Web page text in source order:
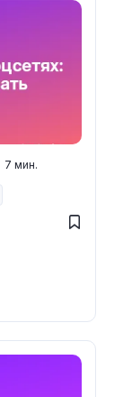
7 мин.